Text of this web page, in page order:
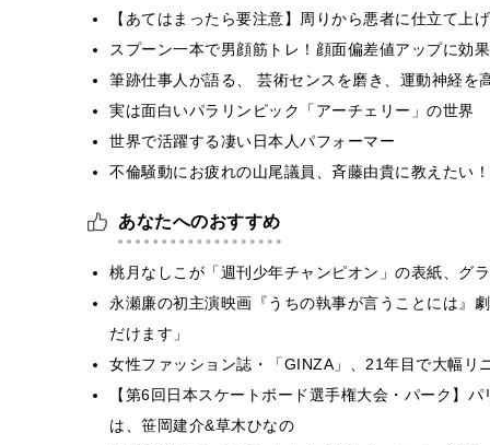
【あてはまったら要注意】周りから悪者に仕立て上
スプーン一本で男顔筋トレ！顔面偏差値アップに効
筆跡仕事人が語る、 芸術センスを磨き、運動神経を
実は面白いパラリンピック「アーチェリー」の世界
世界で活躍する凄い日本人パフォーマー
不倫騒動にお疲れの山尾議員、斉藤由貴に教えたい
あなたへのおすすめ
桃月なしこが「週刊少年チャンピオン」の表紙、グ
永瀬廉の初主演映画『うちの執事が言うことには』
だけます」
女性ファッション誌・「GINZA」、21年目で大幅リ
【第6回日本スケートボード選手権大会・パーク】
は、笹岡建介&草木ひなの